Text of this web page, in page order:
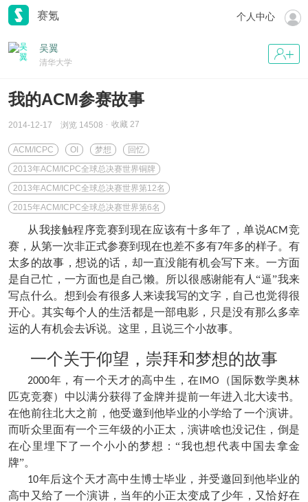
赛氪 个人中心
吴翼
清华大学
我的ACM参赛故事
2014-12-17 浏览 14508 收藏 27
ACM/ICPC OI 梦想
回忆
2013年ACM/ICPC全球总决赛世界铜牌
2013年ACM/ICPC全球总决赛世界第12名
2015年ACM/ICPC全球总决赛世界第6名
从我接触程序竞赛到现在应该有十多年了，单说ACM竞
赛，从第一次非正式参赛到现在也差不多有7年多的样子。有
太多的故事，想说的话，却一直没能有机会写下来。一方面
是自己忙，一方面也是自己懒。所以很感谢能有人“逼”我来
写点什么。想到会有很多人来读我写的文字，自己也觉得很
开心。其实每个人的生活都是一部电影，只是没有那么多幸
运的人有机会去诉说。这里，且说三个小故事。
一个关于仰望，崇拜和梦想的故事
2000年，有一个天才的高中生，在 IMO （国际数学奥林
匹克竞赛）中以满分获得了金牌并提前一年进入北大读书。
在他前往北大之前，他受邀到他毕业的小学给了一个演讲。
而听众里面有一个三年级的小正太，演讲啥也没记住，倒是
在心里埋下了一个小小的梦想：“我也想代表中国去拿金
牌”。
10年后这个天才高中生博士毕业，并受邀回到他毕业的
高中又给了一个演讲，当年的小正太变成了少年，又恰好在